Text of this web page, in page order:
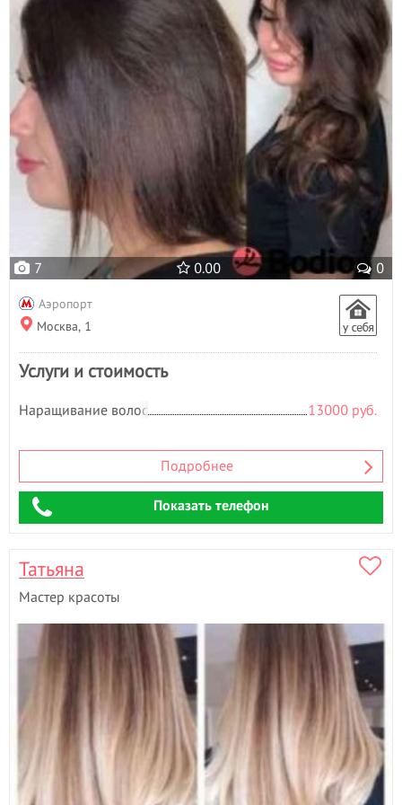
Пилинг лица
Пирсинг
Плетение кос- 2
Р
Расслабляющий массаж
С
Свадебные прически
Солярий
Спортивный массаж- 2
- 15
У
Увеличение губ
Ф
Фитнесс массаж
Ч
Чистка лица
Шугаринг- 2
Эпиляция
7 0.00 0
Аэропорт
Москва, 1
Услуги и стоимость
Наращивание волос 13000 руб.
Подробнее
Показать телефон
Татьяна
Мастер красоты